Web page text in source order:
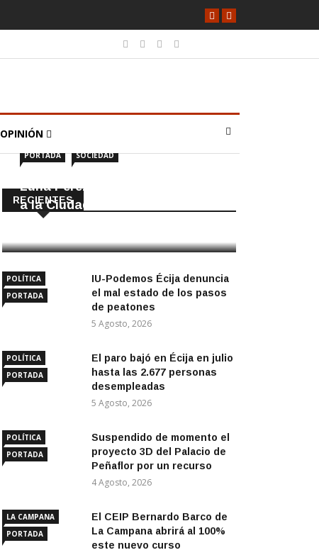
OPINIÓN
RECIENTES
PORTADA SOCIEDAD
Luna Pérez Flores viste de Feria
a la Ciudad de las Torres
POLÍTICA
PORTADA
IU-Podemos Écija denuncia
el mal estado de los pasos
de peatones
5 Agosto, 2026
POLÍTICA
PORTADA
El paro bajó en Écija en julio
hasta las 2.677 personas
desempleadas
5 Agosto, 2026
POLÍTICA
PORTADA
Suspendido de momento el
proyecto 3D del Palacio de
Peñaflor por un recurso
4 Agosto, 2026
LA CAMPANA
PORTADA
El CEIP Bernardo Barco de
La Campana abrirá al 100%
este nuevo curso